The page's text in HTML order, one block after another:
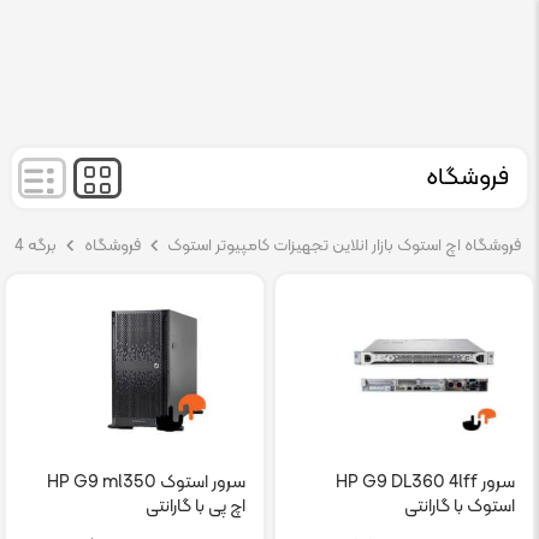
فروشگاه
فروشگاه اچ استوک بازار انلاین تجهیزات کامپیوتر استوک فروشگاه برگه 4
سرور HP G9 DL360 4lff
استوک با گارانتی
سرور استوک HP G9 ml350
اچ پی با گارانتی